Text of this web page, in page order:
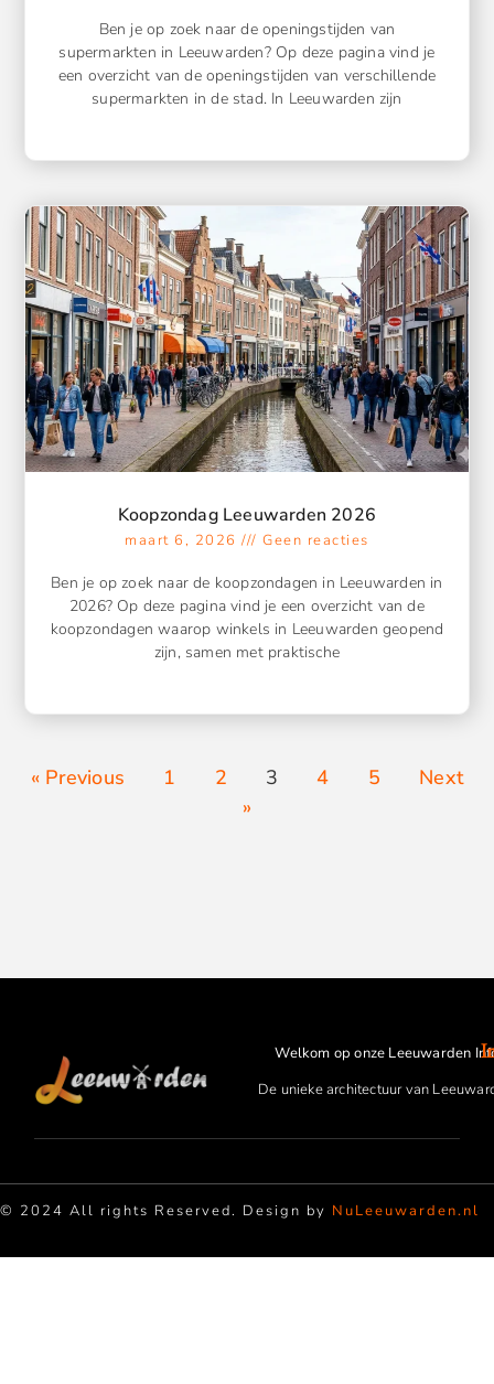
Ben je op zoek naar de openingstijden van
supermarkten in Leeuwarden? Op deze pagina vind je
een overzicht van de openingstijden van verschillende
supermarkten in de stad. In Leeuwarden zijn
Koopzondag Leeuwarden 2026
maart 6, 2026 Geen reacties
Ben je op zoek naar de koopzondagen in Leeuwarden in
2026? Op deze pagina vind je een overzicht van de
koopzondagen waarop winkels in Leeuwarden geopend
zijn, samen met praktische
« Previous 1 2 3 4 5
Next
»
Welkom op onze Leeuwarden
De unieke architectuur van
© 2024 All rights Reserved. Design by NuLeeuwarden.nl